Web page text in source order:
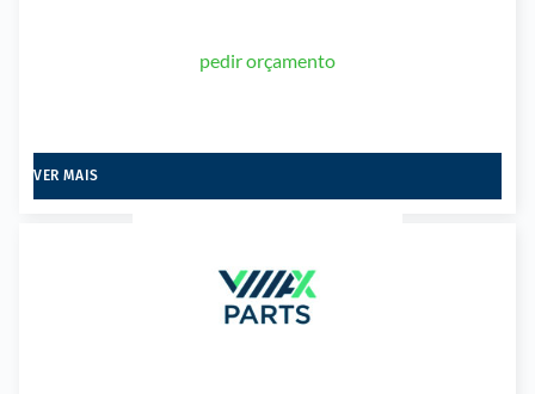
pedir orçamento
VER MAIS